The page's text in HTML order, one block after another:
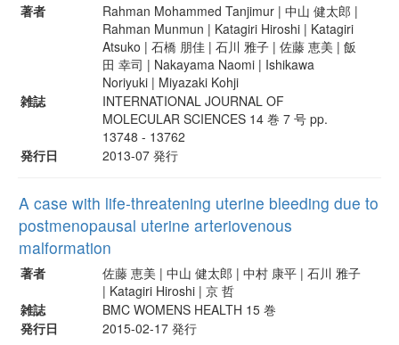
著者
Rahman Mohammed Tanjimur | 中山 健太郎 |
Rahman Munmun | Katagiri Hiroshi | Katagiri
Atsuko | 石橋 朋佳 | 石川 雅子 | 佐藤 恵美 | 飯
田 幸司 | Nakayama Naomi | Ishikawa
Noriyuki | Miyazaki Kohji
雑誌
INTERNATIONAL JOURNAL OF
MOLECULAR SCIENCES 14 巻 7 号 pp.
13748 - 13762
発行日
2013-07 発行
A case with life-threatening uterine bleeding due to
postmenopausal uterine arteriovenous
malformation
著者
佐藤 恵美 | 中山 健太郎 | 中村 康平 | 石川 雅子
| Katagiri Hiroshi | 京 哲
雑誌
BMC WOMENS HEALTH 15 巻
発行日
2015-02-17 発行